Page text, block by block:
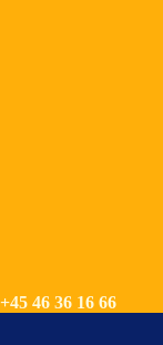
+45 46 36 16 66